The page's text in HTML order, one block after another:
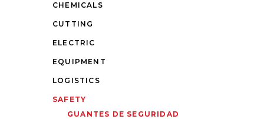
CHEMICALS
CUTTING
ELECTRIC
EQUIPMENT
LOGISTICS
SAFETY
GUANTES DE SEGURIDAD